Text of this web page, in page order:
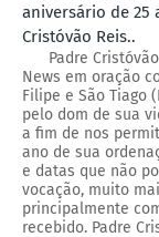
aniversário de 25
Cristóvão Reis..
Padre Cristóvão
News em oração
Filipe e São Tiago
pelo dom de sua
a fim de nos
ano de sua
e datas que não
vocação, muito
principalmente
recebido. Padre